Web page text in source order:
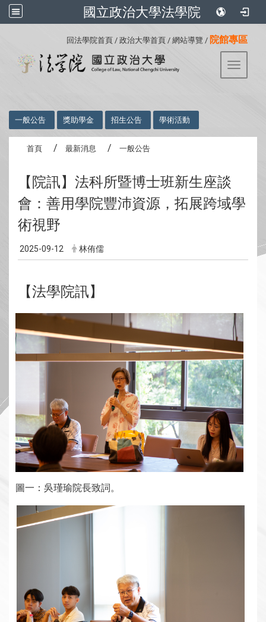
國立政治大學法學院
回法學院首頁 / 政治大學首頁 / 網站導覽 / 院館專區
Toggle
一般公告 獎助學金 招生公告 學術活動
首頁 最新消息 一般公告
【院訊】法科所暨博士班新生座談
會：善用學院豐沛資源，拓展跨域學
術視野
2025-09-12 林侑儒
【法學院訊】
圖一：吳瑾瑜院長致詞。